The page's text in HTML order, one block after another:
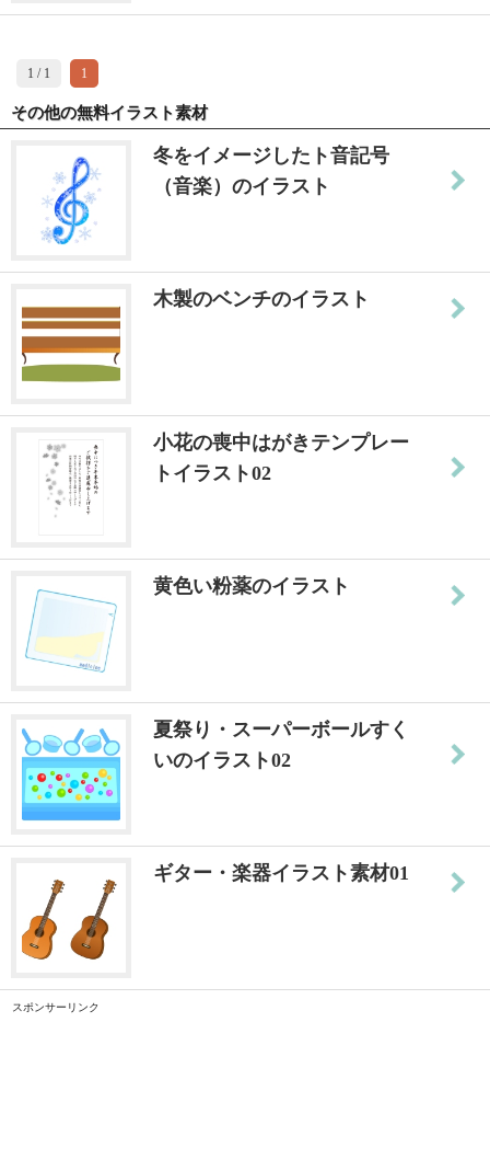
1 / 1 1
その他の無料イラスト素材
冬をイメージしたト音記号
（音楽）のイラスト
木製のベンチのイラスト
小花の喪中はがきテンプレー
トイラスト02
黄色い粉薬のイラスト
夏祭り・スーパーボールすく
いのイラスト02
ギター・楽器イラスト素材01
スポンサーリンク